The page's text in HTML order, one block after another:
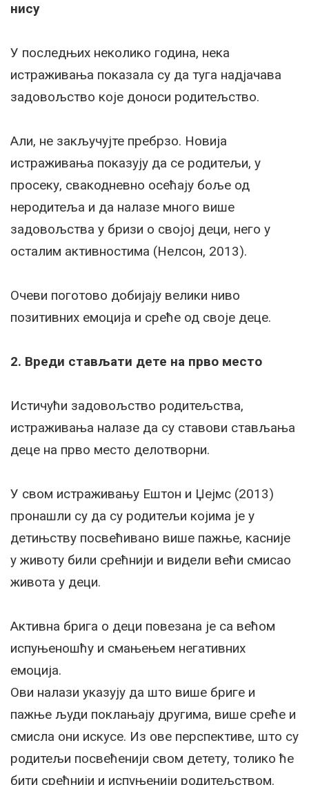
нису
У последњих неколико година, нека
истраживања показала су да туга надјачава
задовољство које доноси родитељство.
Али, не закључујте пребрзо. Новија
истраживања показују да се родитељи, у
просеку, свакодневно осећају боље од
неродитеља и да налазе много више
задовољства у бризи о својој деци, него у
осталим активностима (Нелсон, 2013).
Очеви поготово добијају велики ниво
позитивних емоција и среће од своје деце.
2. Вреди стављати дете на прво место
Истичући задовољство родитељства,
истраживања налазе да су ставови стављања
деце на прво место делотворни.
У свом истраживању Ештон и Џејмс (2013)
пронашли су да су родитељи којима је у
детињству посвећивано више пажње, касније
у животу били срећнији и видели већи смисао
живота у деци.
Активна брига о деци повезана је са већом
испуњеношћу и смањењем негативних
емоција.
Ови налази указују да што више бриге и
пажње људи поклањају другима, више среће и
смисла они искусе. Из ове перспективе, што су
родитељи посвећенији свом детету, толико ће
бити срећнији и испуњенији родитељством.